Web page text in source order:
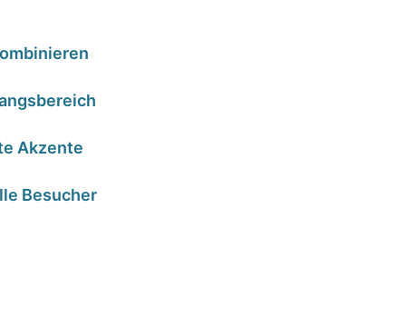
Akzente
Besucher